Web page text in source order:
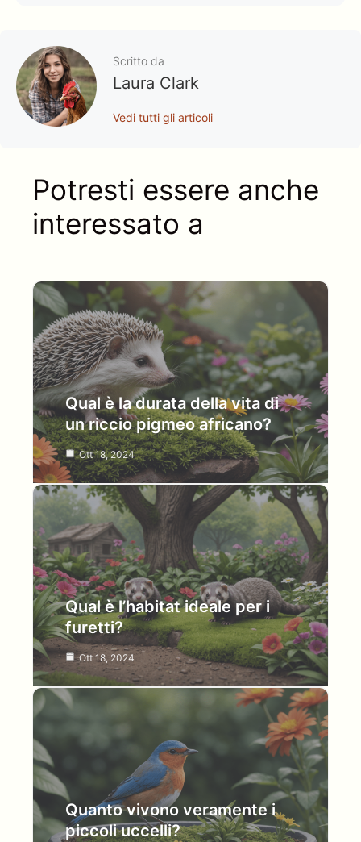
Scritto da
Laura Clark
Vedi tutti gli articoli
Potresti essere anche
interessato a
Qual è la durata della vita di
un riccio pigmeo africano?
Ott 18, 2024
Qual è l’habitat ideale per i
furetti?
Ott 18, 2024
Quanto vivono veramente i
piccoli uccelli?